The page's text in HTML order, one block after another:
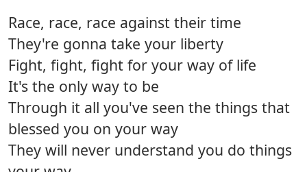
Race, race, race against their time
They're gonna take your liberty
Fight, fight, fight for your way of life
It's the only way to be
Through it all you've seen the things that
blessed you on your way
They will never understand you do things